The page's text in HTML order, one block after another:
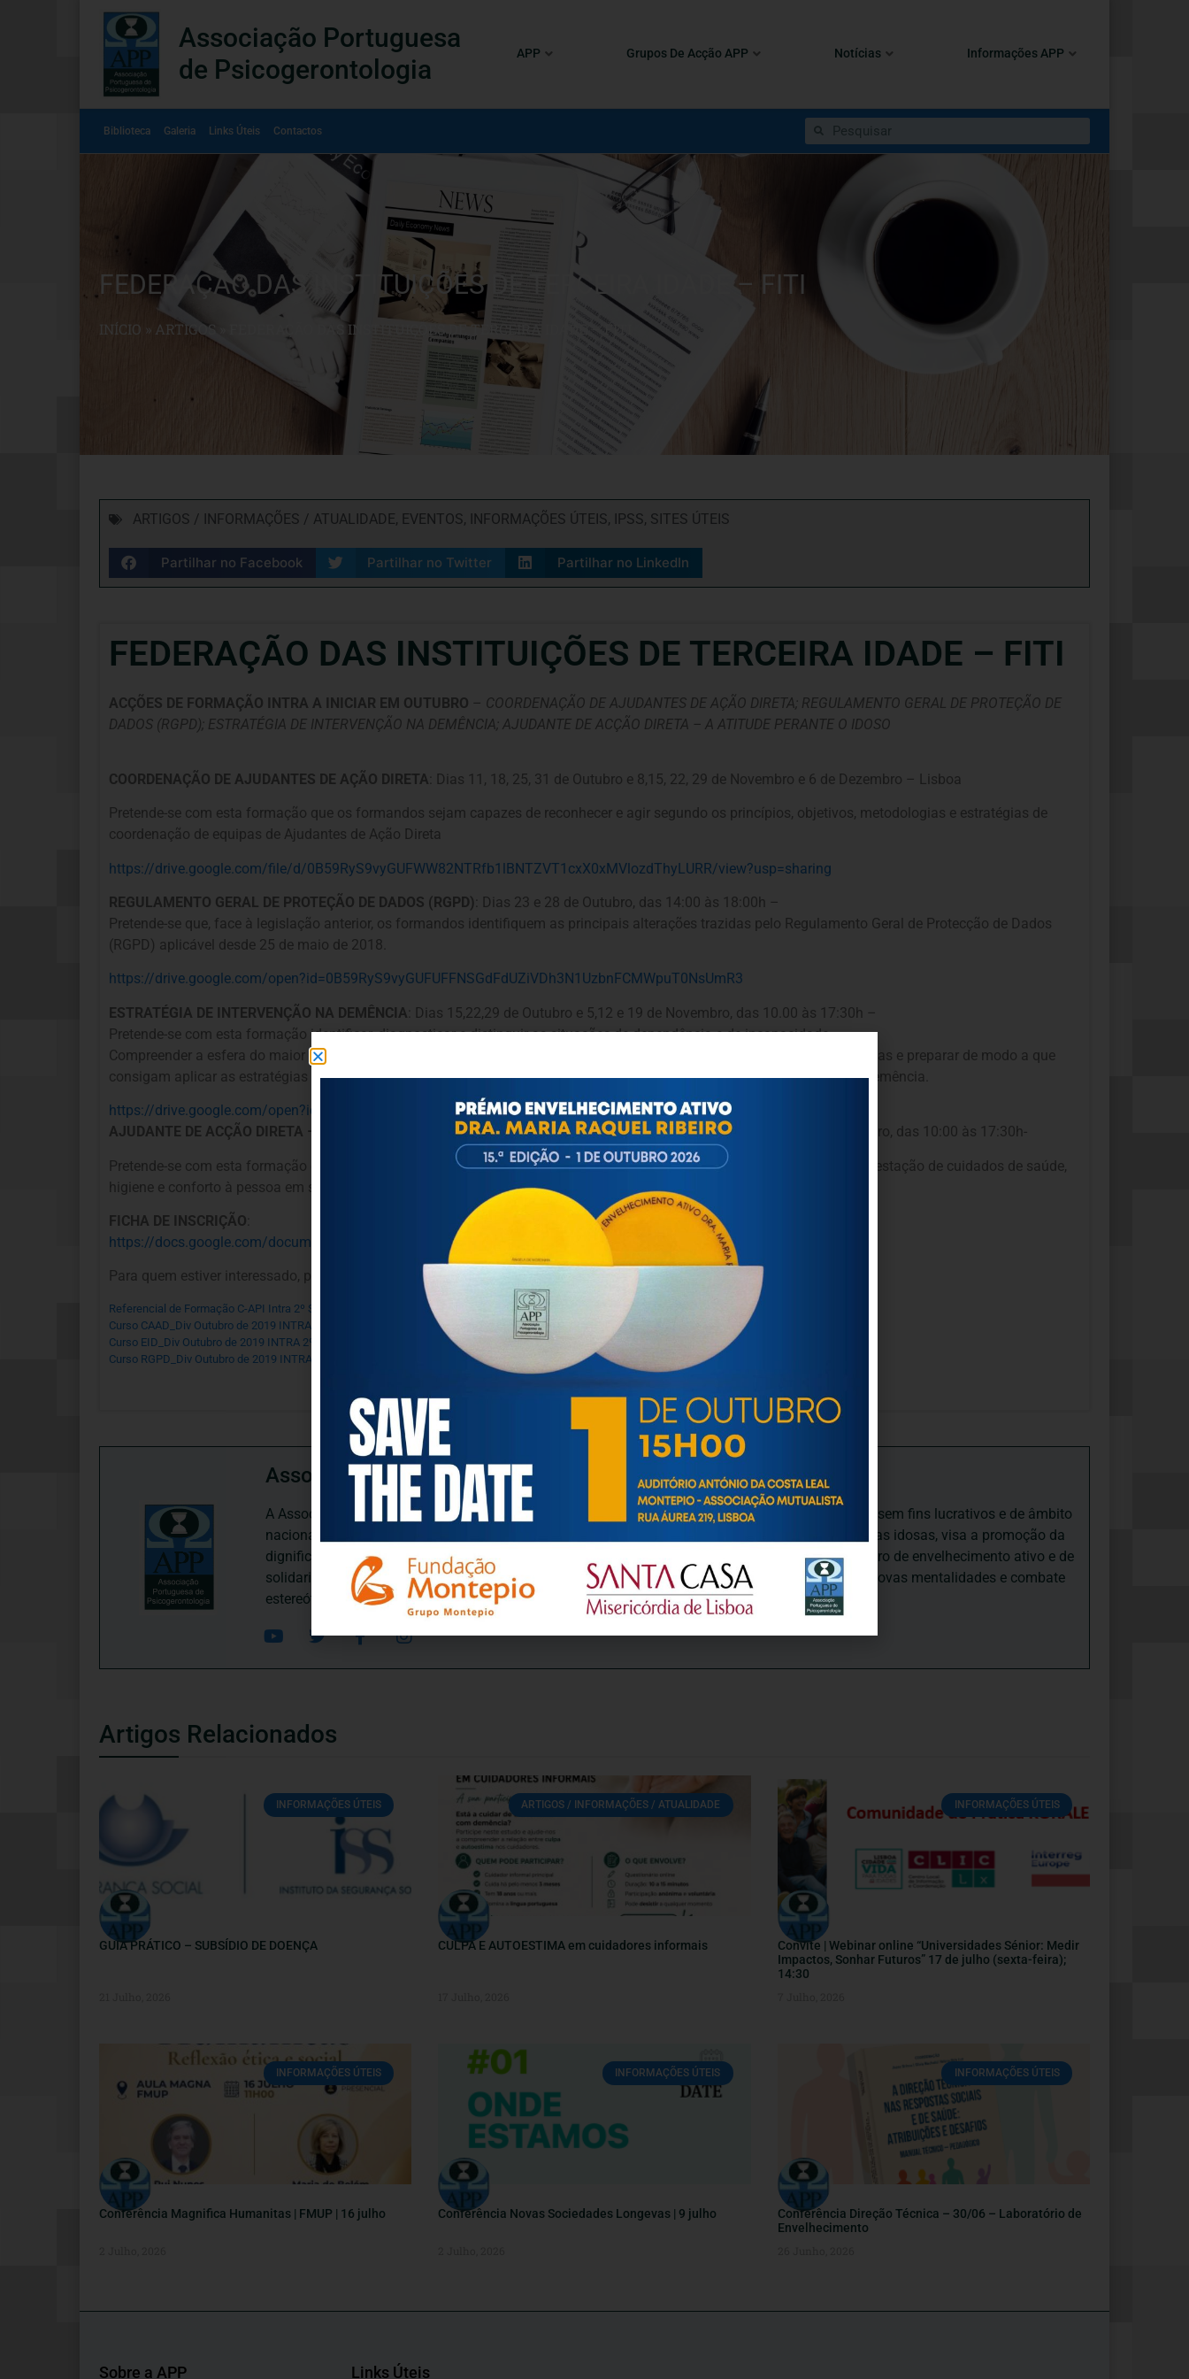
Associação Portuguesa
de Psicogerontologia
APP Grupos De Acção APP Notícias Informações APP
Biblioteca Galeria Links Úteis Contactos
FEDERAÇÃO DAS INSTITUIÇÕES DE TERCEIRA IDADE – FITI
INÍCIO » ARTIGOS FEDERAÇÃO DAS INSTITUIÇÕES DE TERCEIRA IDADE – FITI
ARTIGOS / INFORMAÇÕES / ATUALIDADE, EVENTOS, INFORMAÇÕES ÚTEIS, IPSS, SITES ÚTEIS
Partilhar no Facebook Partilhar no Twitter Partilhar no LinkedIn
FEDERAÇÃO DAS INSTITUIÇÕES DE TERCEIRA IDADE – FITI
ACÇÕES DE FORMAÇÃO INTRA A INICIAR EM OUTUBRO – COORDENAÇÃO DE AJUDANTES DE AÇÃO DIRETA; REGULAMENTO GERAL DE PROTEÇÃO DE
DADOS (RGPD); ESTRATÉGIA DE INTERVENÇÃO NA DEMÊNCIA; AJUDANTE DE ACÇÃO DIRETA – A ATITUDE PERANTE O IDOSO
COORDENAÇÃO DE AJUDANTES DE AÇÃO DIRETA : Dias 11, 18, 25, 31 de Outubro e 8,15, 22, 29 de Novembro e 6 de Dezembro – Lisboa
Pretende-se com esta formação que os formandos sejam capazes de reconhecer e agir segundo os princípios, objetivos, metodologias e estratégias de
coordenação de equipas de Ajudantes de Ação Direta
https://drive.google.com/file/d/0B59RyS9vyGUFWW82NTRfb1lBNTZVT1cxX0xMVlozdThyLURR/view?usp=sharing
REGULAMENTO GERAL DE PROTEÇÃO DE DADOS (RGPD)
: Dias 23 e 28 de Outubro, das 14:00 às 18:00h –
Pretende-se que, face à legislação anterior, os formandos identifiquem as principais alterações trazidas pelo Regulamento Geral de Protecção de Dados
(RGPD) aplicável desde 25 de maio de 2018.
https://drive.google.com/open?id=0B59RyS9vyGUFUFFNSGdFdUZiVDh3N1UzbnFCMWpuT0NsUmR3
ESTRATÉGIA DE INTERVENÇÃO NA DEMÊNCIA : Dias 15,22,29 de Outubro e 5,12 e 19 de Novembro, das 10.00 às 17:30h –
Pretende-se com esta formação identificar, diagnosticar e distinguir as situações de dependência e de incapacidade.
Compreender a esfera do maior acompanhado. Sensibilizar e preparar os cuidadores para a distinção dos tipos de demências e preparar de modo a que
consigam aplicar as estratégias de intervenção face a um tratamento de qualidade que dignifique a pessoas idosas com demência.
https://drive.google.com/open?id=0B59RyS9vyGUFSFNqeEM0TlJXZHlZMjVFQkw1RXphVW1yN01B
AJUDANTE DE ACÇÃO DIRETA – A ATITUDE PERANTE O IDOSO: Dias 13,15,18,22,25,29 de Novembro e 2 e 12 de Dezembro, das 10:00 às 17:30h-
Pretende-se com esta formação capacitar os formandos de competências profissionais ao nível do comportamento e da prestação de cuidados de saúde,
higiene e conforto à pessoa em situação de dependência e/ou perda de autonomia
FICHA DE INSCRIÇÃO
https://docs.google.com/document/d/1TwxS6kWg-2BzLyzTnEByQceLZHDYTITsahqs8_8wuPA/edit?usp=sharing
Para quem estiver interessado, pedimos o favor de preencherem a ficha de inscrição e devolverem a mesma, por esta via.
Referencial de Formação C-API Intra 2º Sem 2019
Descarregar
Curso CAAD_Div Outubro de 2019 INTRA 2º Semestre
Descarregar
Curso EID_Div Outubro de 2019 INTRA 2º Semestre
Curso RGPD_Div Outubro de 2019 INTRA 2º Semestre
Associação Portuguesa de Psicogerontologia
A Associação Portuguesa de Psicogerontologia-APP, Instituição Particular de Solidariedade Social sem fins lucrativos e de âmbito
nacional, dedica-se às questões biopsicológicas e sociais inerentes ao envelhecimento e às pessoas idosas, visa a promoção da
dignificação, respeito, saúde, autonomia, participação e segurança das pessoas idosas, num quadro de envelhecimento ativo e de
solidariedade intergeracional, e de uma sociedade mais inclusiva para todas as idades, promove novas mentalidades e combate
estereótipos negativos relativamente à idade e ao envelhecimento.
Artigos Relacionados
INFORMAÇÕES ÚTEIS
GUIA PRÁTICO – SUBSÍDIO DE DOENÇA
ARTIGOS / INFORMAÇÕES / ATUALIDADE
CULPA E AUTOESTIMA em cuidadores informais
INFORMAÇÕES ÚTEIS
Convite | Webinar online “Universidades Sénior: Medir
Impactos, Sonhar Futuros” 17 de julho (sexta-feira);
14:30
INFORMAÇÕES ÚTEIS
Conferência Magnifica Humanitas | FMUP | 16 julho
INFORMAÇÕES ÚTEIS
Conferência Novas Sociedades Longevas | 9 julho
INFORMAÇÕES ÚTEIS
Conferência Direção Técnica – 30/06 – Laboratório de
Envelhecimento
Sobre a APP Links Úteis